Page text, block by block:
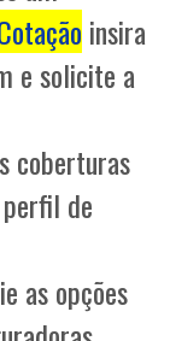
insira
e solicite a
coberturas
de
as opções